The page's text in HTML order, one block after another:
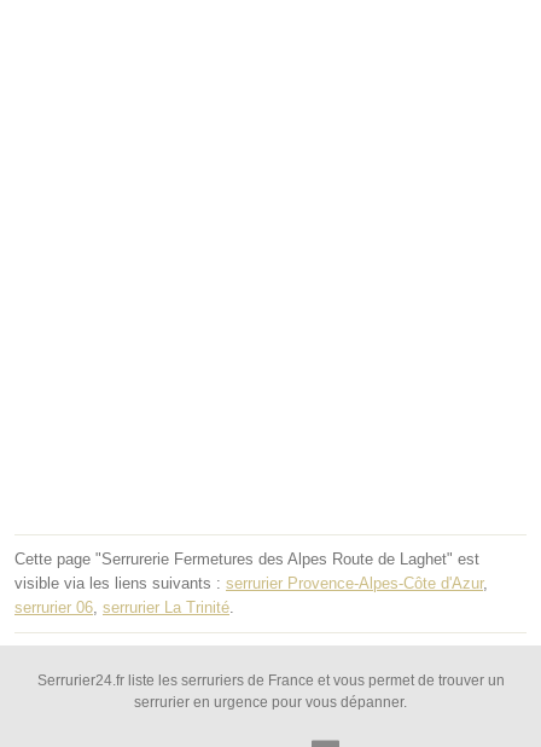
Cette page "Serrurerie Fermetures des Alpes Route de Laghet" est
visible via les liens suivants : serrurier Provence-Alpes-Côte d'Azur,
serrurier 06 serrurier La Trinité
Serrurier24.fr liste les serruriers de France et vous permet de trouver un
serrurier en urgence pour vous dépanner.